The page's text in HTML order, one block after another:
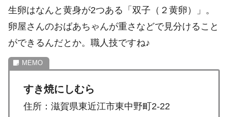
生卵はなんと黄身が2つある「双子（２黄卵）」。
卵屋さんのおばあちゃんが重さなどで見分けること
ができるんだとか。職人技ですね♪
すき焼にしむら
住所：滋賀県東近江市東中野町2-22